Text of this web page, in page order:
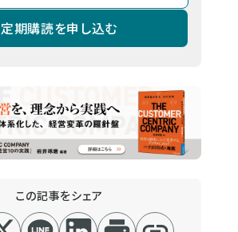
定期購読を申し込む
この記事をシェア